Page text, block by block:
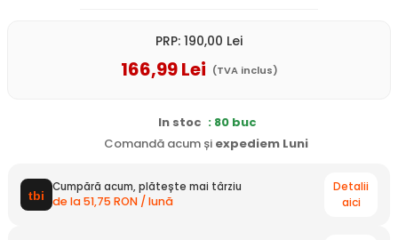
PRP: 190,00 Lei
166,99Lei (TVA inclus)
In stoc : 80 buc
Comandă acum și expediem Luni
Cumpără acum, plătește mai târziu
de la 51,75 RON / lună
Detalii
aici